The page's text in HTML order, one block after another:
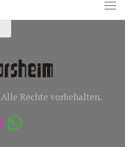
Rechte vorbehalten.